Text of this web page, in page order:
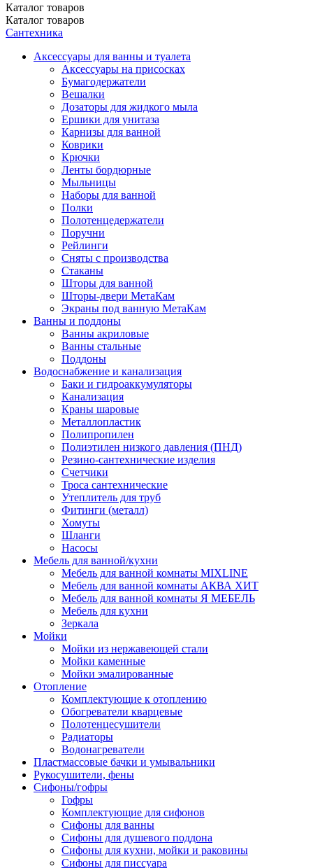
Каталог товаров
Каталог товаров
Сантехника
Аксессуары для ванны и туалета
Аксессуары на присосках
Бумагодержатели
Вешалки
Дозаторы для жидкого мыла
Ершики для унитаза
Карнизы для ванной
Коврики
Крючки
Ленты бордюрные
Мыльницы
Наборы для ванной
Полки
Полотенцедержатели
Поручни
Рейлинги
Сняты с производства
Стаканы
Шторы для ванной
Шторы-двери МетаКам
Экраны под ванную МетаКам
Ванны и поддоны
Ванны акриловые
Ванны стальные
Поддоны
Водоснабжение и канализация
Баки и гидроаккумуляторы
Канализация
Краны шаровые
Металлопластик
Полипропилен
Полиэтилен низкого давления (ПНД)
Резино-сантехнические изделия
Счетчики
Троса сантехнические
Утеплитель для труб
Фитинги (металл)
Хомуты
Шланги
Насосы
Мебель для ванной/кухни
Мебель для ванной комнаты MIXLINE
Мебель для ванной комнаты АКВА ХИТ
Мебель для ванной комнаты Я МЕБЕЛЬ
Мебель для кухни
Зеркала
Мойки
Мойки из нержавеющей стали
Мойки каменные
Мойки эмалированные
Отопление
Комплектующие к отоплению
Обогреватели кварцевые
Полотенцесушители
Радиаторы
Водонагреватели
Пластмассовые бачки и умывальники
Рукосушители, фены
Сифоны/гофры
Гофры
Комплектующие для сифонов
Сифоны для ванны
Сифоны для душевого поддона
Сифоны для кухни, мойки и раковины
Сифоны для писсуара